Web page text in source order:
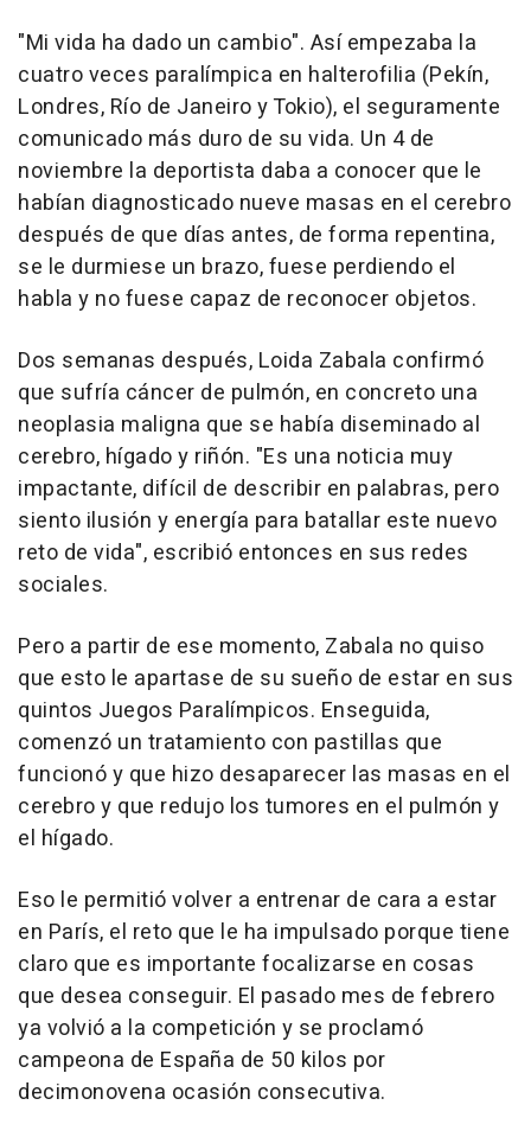
"Mi vida ha dado un cambio". Así empezaba la
cuatro veces paralímpica en halterofilia (Pekín,
Londres, Río de Janeiro y Tokio), el seguramente
comunicado más duro de su vida. Un 4 de
noviembre la deportista daba a conocer que le
habían diagnosticado nueve masas en el cerebro
después de que días antes, de forma repentina,
se le durmiese un brazo, fuese perdiendo el
habla y no fuese capaz de reconocer objetos.
Dos semanas después, Loida Zabala confirmó
que sufría cáncer de pulmón, en concreto una
neoplasia maligna que se había diseminado al
cerebro, hígado y riñón. "Es una noticia muy
impactante, difícil de describir en palabras, pero
siento ilusión y energía para batallar este nuevo
reto de vida", escribió entonces en sus redes
sociales.
Pero a partir de ese momento, Zabala no quiso
que esto le apartase de su sueño de estar en sus
quintos Juegos Paralímpicos. Enseguida,
comenzó un tratamiento con pastillas que
funcionó y que hizo desaparecer las masas en el
cerebro y que redujo los tumores en el pulmón y
el hígado.
Eso le permitió volver a entrenar de cara a estar
en París, el reto que le ha impulsado porque tiene
claro que es importante focalizarse en cosas
que desea conseguir. El pasado mes de febrero
ya volvió a la competición y se proclamó
campeona de España de 50 kilos por
decimonovena ocasión consecutiva.